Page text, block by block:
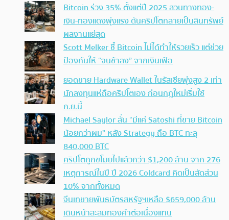
Bitcoin ร่วง 35% ตั้งแต่ปี 2025 สวนทางทอง-
เงิน-ทองแดงพุ่งแรง ดันคริปโตกลายเป็นสินทรัพย์
ผลงานแย่สุด
Scott Melker ชี้ Bitcoin ไม่ได้ทำให้รวยเร็ว แต่ช่วย
ป้องกันให้ “จนช้าลง” จากเงินเฟ้อ
ยอดขาย Hardware Wallet ในรัสเซียพุ่งสูง 2 เท่า
นักลงทุนแห่ถือคริปโตเอง ก่อนกฎใหม่เริ่มใช้
ก.ย.นี้
Michael Saylor ลั่น “มีแค่ Satoshi ที่ขาย Bitcoin
น้อยกว่าผม” หลัง Strategy ถือ BTC ทะลุ
840,000 BTC
คริปโตถูกขโมยไปแล้วกว่า $1,200 ล้าน จาก 276
เหตุการณ์ในปี ปี 2026 Coldcard คิดเป็นสัดส่วน
10% จากทั้งหมด
จีนเทขายพันธบัตรสหรัฐฯเหลือ $659,000 ล้าน
เดินหน้าสะสมทองคำต่อเนื่องแทน